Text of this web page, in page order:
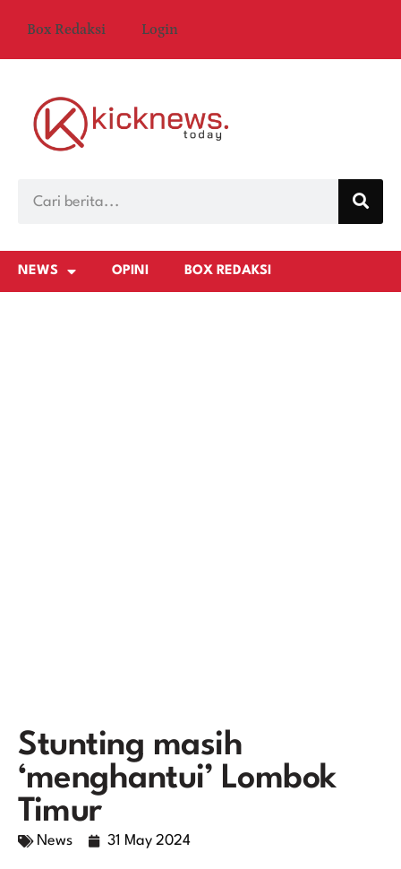
Box Redaksi Login
NEWS OPINI BOX REDAKSI
Stunting masih
‘menghantui’ Lombok
Timur
News 31 May 2024